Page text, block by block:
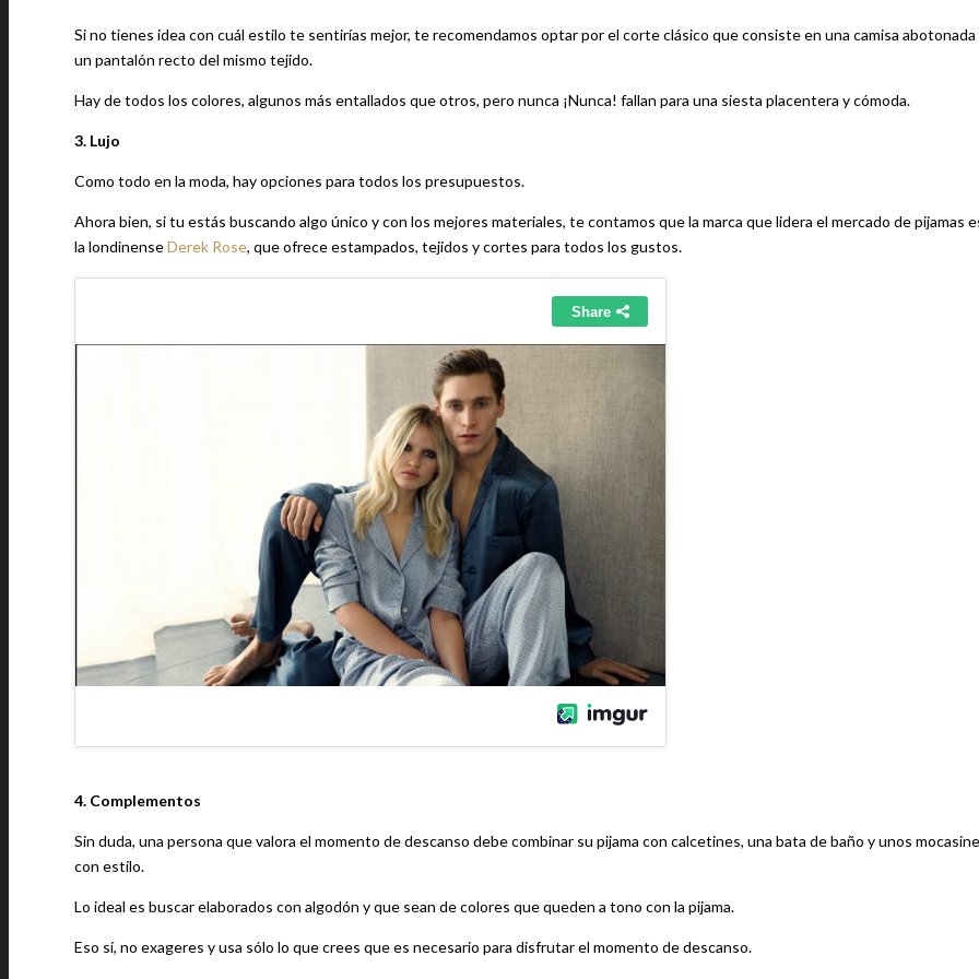
Si no tienes idea con cuál estilo te sentirías mejor, te recomendamos optar por el corte clásico que consiste en una camisa abotonada
un pantalón recto del mismo tejido.
Hay de todos los colores, algunos más entallados que otros, pero nunca ¡Nunca! fallan para una siesta placentera y cómoda.
3. Lujo
Como todo en la moda, hay opciones para todos los presupuestos.
Ahora bien, si tu estás buscando algo único y con los mejores materiales, te contamos que la marca que lidera el mercado de pijamas
la londinenseDerek Rose, que ofrece estampados, tejidos y cortes para todos los gustos.
4. Complementos
Sin duda, una persona que valora el momento de descanso debe combinar su pijama con calcetines, una bata de baño y unos
con estilo.
Lo ideal es buscar elaborados con algodón y que sean de colores que queden a tono con la pijama.
Eso sí, no exageres y usa sólo lo que crees que es necesario para disfrutar el momento de descanso.